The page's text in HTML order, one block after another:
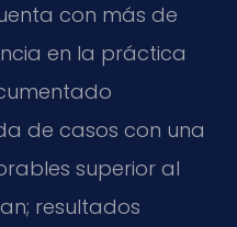
con más de
en la práctica
de casos con una
superior al
resultados